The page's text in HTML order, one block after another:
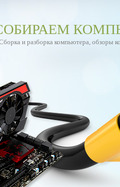
и разборка компьютера, обзоры